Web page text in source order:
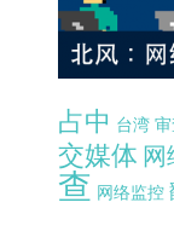
占中 台湾
交媒体 网
查 网络监控